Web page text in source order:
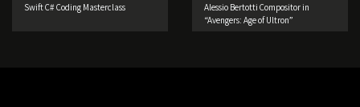
Swift C# Coding Masterclass
Alessio Bertotti Compositor in
“Avengers: Age of Ultron”